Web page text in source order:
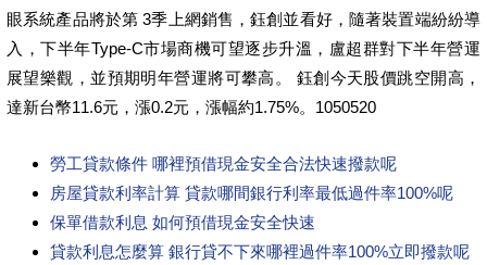
眼系統產品將於第 3季上網銷售，鈺創並看好，隨著裝置端紛紛導
入，下半年Type-C市場商機可望逐步升溫，盧超群對下半年營運
展望樂觀，並預期明年營運將可攀高。 鈺創今天股價跳空開高，
達新台幣11.6元，漲0.2元，漲幅約1.75%。1050520
勞工貸款條件 哪裡預借現金安全合法快速撥款呢
房屋貸款利率計算 貸款哪間銀行利率最低過件率100%呢
保單借款利息 如何預借現金安全快速
貸款利息怎麼算 銀行貸不下來哪裡過件率100%立即撥款呢